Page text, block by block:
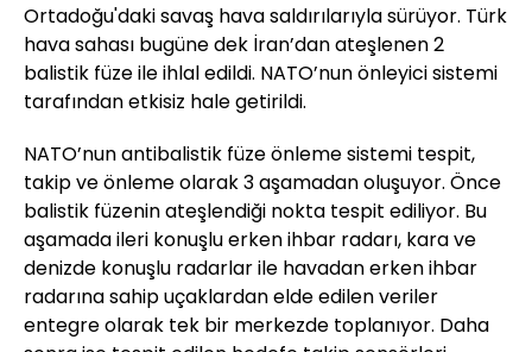
Ortadoğu'daki savaş hava saldırılarıyla sürüyor. Türk
hava sahası bugüne dek İran’dan ateşlenen 2
balistik füze ile ihlal edildi. NATO’nun önleyici sistemi
tarafından etkisiz hale getirildi.
NATO’nun antibalistik füze önleme sistemi tespit,
takip ve önleme olarak 3 aşamadan oluşuyor. Önce
balistik füzenin ateşlendiği nokta tespit ediliyor. Bu
aşamada ileri konuşlu erken ihbar radarı, kara ve
denizde konuşlu radarlar ile havadan erken ihbar
radarına sahip uçaklardan elde edilen veriler
entegre olarak tek bir merkezde toplanıyor. Daha